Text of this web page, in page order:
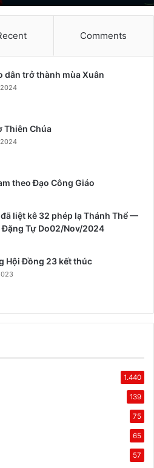
Comments
dân trở thành mùa Xuân
Thiên Chúa
theo Đạo Công Giáo
liệt kê 32 phép lạ Thánh Thể —
Tự Do02/Nov/2024
Hội Đồng 23 kết thúc
1.440
139
75
65
57